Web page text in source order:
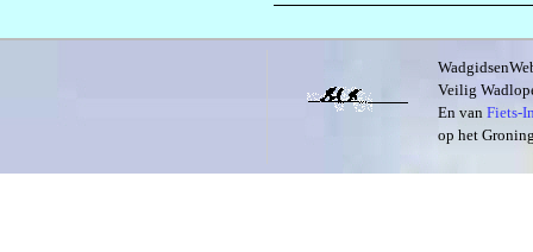
Veilig
En van Fiets-
op het